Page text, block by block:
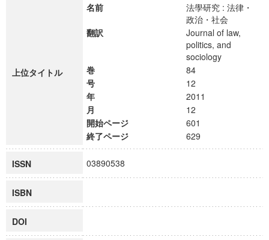
上位タイトル
名前
法學研究 : 法律・
政治・社会
翻訳
Journal of law,
politics, and
sociology
巻
84
号
12
年
2011
月
12
開始ページ
601
終了ページ
629
ISSN 03890538
ISBN
DOI